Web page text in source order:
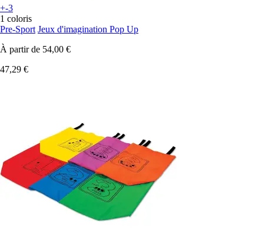
+-3
1 coloris
Pre-Sport Jeux d'imagination Pop Up
À partir de 54,00 €
47,29 €